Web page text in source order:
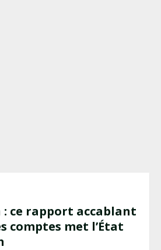
ce rapport accablant
comptes met l’État